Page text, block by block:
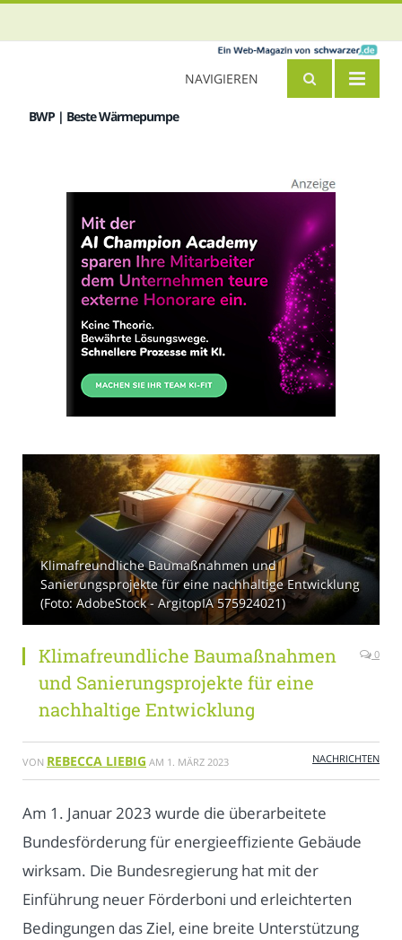
BWP | Beste Wärmepumpe
NAVIGIEREN
Klimafreundliche Baumaßnahmen und
Sanierungsprojekte für eine nachhaltige Entwicklung
(Foto: AdobeStock - ArgitopIA 575924021)
Klimafreundliche Baumaßnahmen
und Sanierungsprojekte für eine
nachhaltige Entwicklung
0
VON REBECCA LIEBIG AM 1. MÄRZ 2023 NACHRICHTEN
Am 1. Januar 2023 wurde die überarbeitete
Bundesförderung für energieeffiziente Gebäude
wirksam. Die Bundesregierung hat mit der
Einführung neuer Förderboni und erleichterten
Bedingungen das Ziel, eine breite Unterstützung